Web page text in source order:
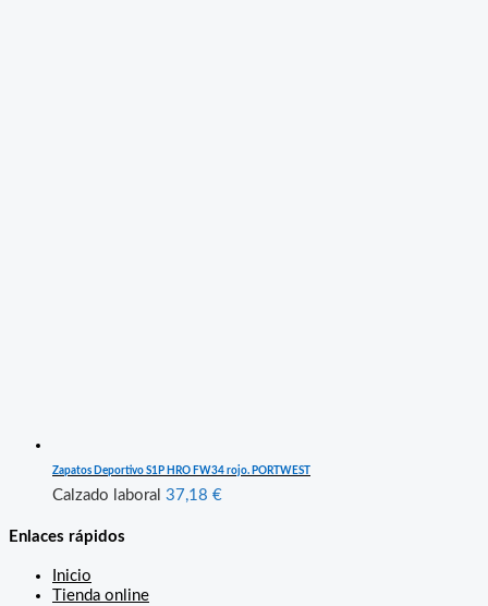
Zapatos Deportivo S1P HRO FW34 rojo. PORTWEST
Calzado laboral 37,18 €
Enlaces rápidos
Inicio
Tienda online